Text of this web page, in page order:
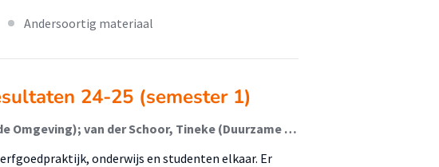
Andersoortig materiaal
24-25 (semester 1)
Vieveen, Maarten (Duurzame Gebouwde Omgeving); van der Schoor, Tineke (Duurzame Gebouwde Omgeving); Hidding, Charlotte (Leefomgeving In Transitie); de Vrieze, Ron; Vos, Richard; Brons, Margret
onderwijs en studenten elkaar. Er